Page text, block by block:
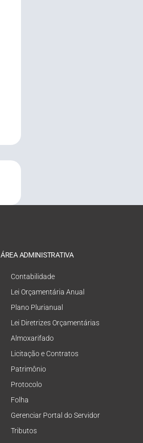
ÁREA ADMINISTRATIVA
Contabilidade
Lei Orçamentária Anual
Plano Plurianual
Lei Diretrizes Orçamentárias
Almoxarifado
Licitação e Contratos
Patrimônio
Protocolo
Folha
Gerenciar Portal do Servidor
Tributos